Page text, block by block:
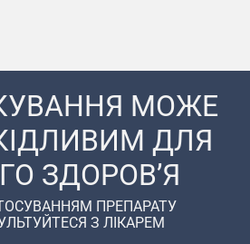
МОЖЕ
ДЛЯ
ЗДОРОВ’Я
ПРЕПАРАТУ
З ЛІКАРЕМ